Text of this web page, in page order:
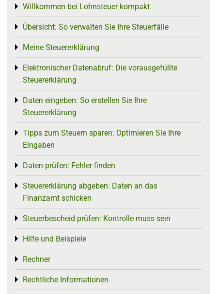
Willkommen bei Lohnsteuer kompakt
Toggle menu
Übersicht: So verwalten Sie Ihre Steuerfälle
Toggle menu
Meine Steuererklärung
Toggle menu
Elektronischer Datenabruf: Die vorausgefüllte
Steuererklärung
Toggle menu
Daten eingeben: So erstellen Sie Ihre
Steuererklärung
Toggle menu
Tipps zum Steuern sparen: Optimieren Sie Ihre
Eingaben
Toggle menu
Daten prüfen: Fehler finden
Toggle menu
Steuererklärung abgeben: Daten an das
Finanzamt schicken
Toggle menu
Steuerbescheid prüfen: Kontrolle muss sein
Toggle menu
Hilfe und Beispiele
Toggle menu
Rechner
Toggle menu
Rechtliche Informationen
Toggle menu